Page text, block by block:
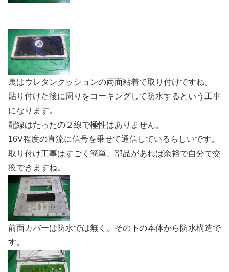
裏はウレタンクッションの両面粘着で取り付けですね。
貼り付けた後に周りをコーキングして防水するという工事
になります。
配線はたったの２線で極性はありません。
16V程度の直流に信号を乗せて通信しているらしいです。
取り付け工事はすごく簡単、部品があれば余裕で自分で交
換できますね。
前面カバーは防水では無く、その下の本体から防水構造で
す。